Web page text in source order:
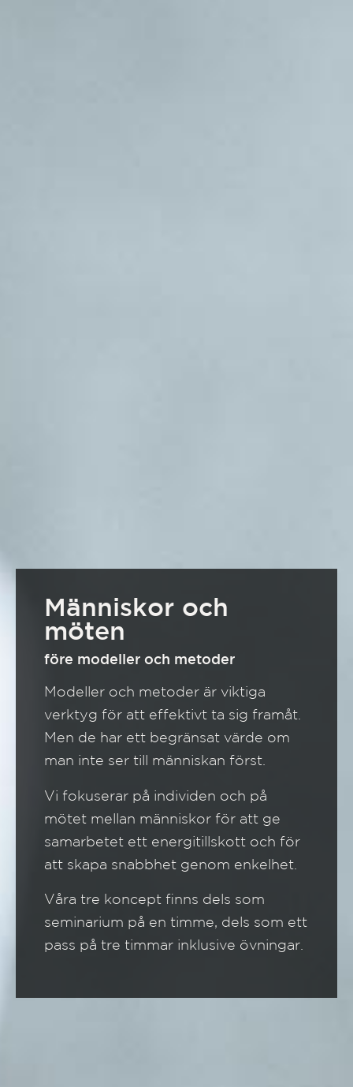
Människor och
möten
före modeller och metoder
Modeller och metoder är viktiga
verktyg för att effektivt ta sig framåt.
Men de har ett begränsat värde om
man inte ser till människan först.
Vi fokuserar på individen och på
mötet mellan människor för att ge
samarbetet ett energitillskott och för
att skapa snabbhet genom enkelhet.
Våra tre koncept finns dels som
seminarium på en timme, dels som ett
pass på tre timmar inklusive övningar.